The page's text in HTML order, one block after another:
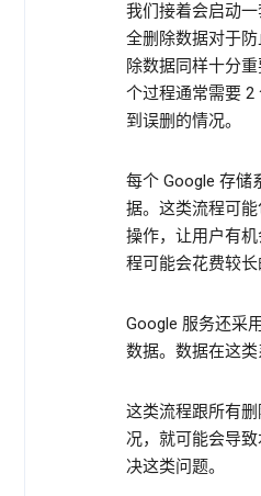
我们接着会启动
全删除数据对于
除数据同样十分
个过程通常需要 2
到误删的情况。
每个 Google 存储
据。这类流程可
操作，让用户有
程可能会花费较长
Google 服务还采
数据。数据在这类
这类流程跟所有
况，就可能会导
决这类问题。